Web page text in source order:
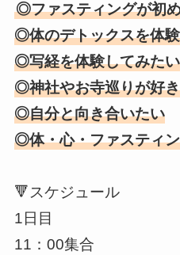
◎ファスティングが初
◎体のデトックスを体
◎写経を体験してみたい
◎神社やお寺巡りが好き
◎自分と向き合いたい
◎体・心・ファスティ
🔻スケジュール
1日目
11：00集合